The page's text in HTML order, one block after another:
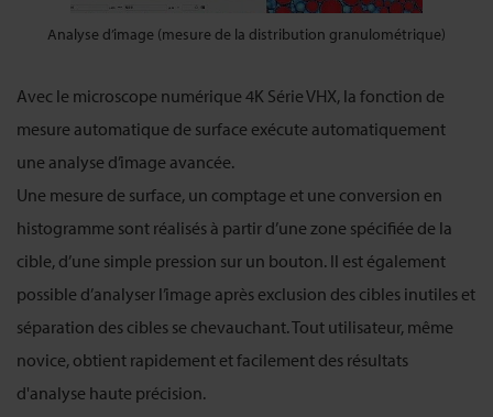
Analyse d’image (mesure de la distribution granulométrique)
Avec le microscope numérique 4K Série VHX, la fonction de
mesure automatique de surface exécute automatiquement
une analyse d’image avancée.
Une mesure de surface, un comptage et une conversion en
histogramme sont réalisés à partir d’une zone spécifiée de la
cible, d’une simple pression sur un bouton. Il est également
possible d’analyser l’image après exclusion des cibles inutiles et
séparation des cibles se chevauchant. Tout utilisateur, même
novice, obtient rapidement et facilement des résultats
d'analyse haute précision.